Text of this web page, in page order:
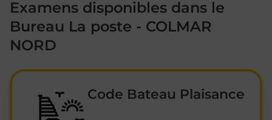
Examens disponibles dans le
Bureau La poste - COLMAR
NORD
Code Bateau Plaisance